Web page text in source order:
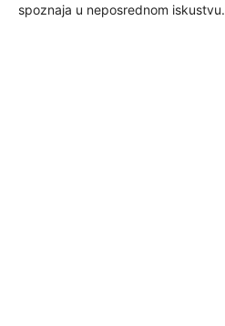
spoznaja u neposrednom iskustvu.